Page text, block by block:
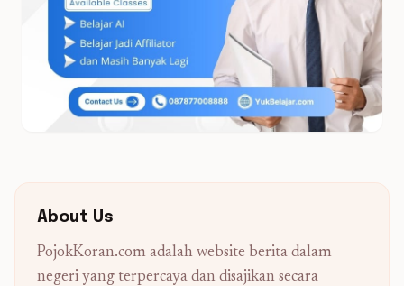
About Us
PojokKoran.com adalah website berita dalam
negeri yang terpercaya dan disajikan secara